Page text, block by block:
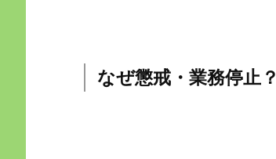
なぜ懲戒・業務停止？